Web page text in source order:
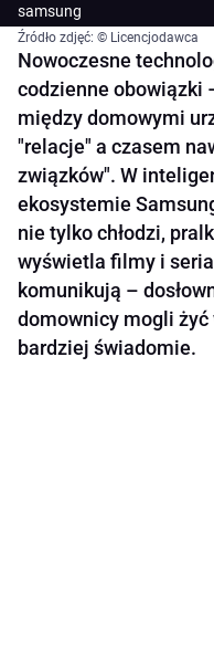
samsung
Źródło zdjęć: © Licencjodawca
Nowoczesne
codzienne obowiązki
między domowymi
"relacje" a czasem
związków". W
ekosystemie
nie tylko chłodzi,
wyświetla filmy i
komunikują –
domownicy mogli
bardziej świadomie.